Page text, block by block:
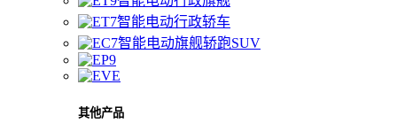
智能电动行政轿车
智能电动旗舰轿跑SUV
其他产品